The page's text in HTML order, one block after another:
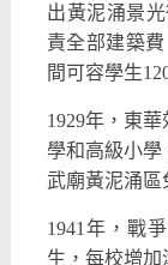
出黃泥涌景
責全部建築
間可容學生
1929年，東
學和高級小
武廟黃泥涌區
1941年，戰
生，每校增加